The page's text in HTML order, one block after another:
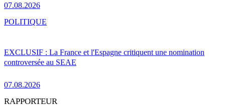
07.08.2026
EXCLUSIF : La France et l'Espagne critiquent une nomination
controversée au SEAE
07.08.2026
POLITIQUE
RAPPORTEUR